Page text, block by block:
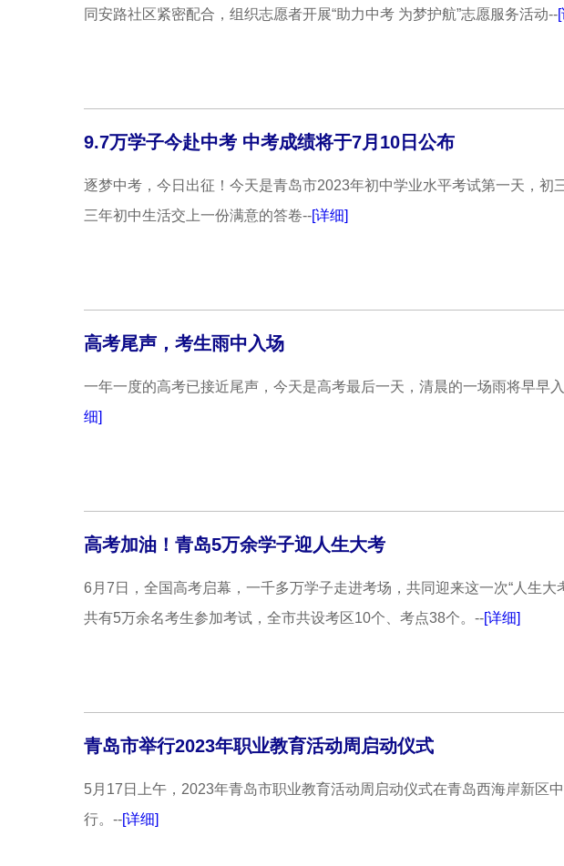
同安路社区紧密配合，组织志愿者开展“助力中考 为梦护航”志愿服务活动--
9.7万学子今赴中考 中考成绩将于7月10日公布
逐梦中考，今日出征！今天是青岛市2023年初中学业水平考试第一天，初
三年初中生活交上一份满意的答卷--[详细]
高考尾声，考生雨中入场
一年一度的高考已接近尾声，今天是高考最后一天，清晨的一场雨将早早
细]
高考加油！青岛5万余学子迎人生大考
6月7日，全国高考启幕，一千多万学子走进考场，共同迎来这一次“人生大
共有5万余名考生参加考试，全市共设考区10个、考点38个。--[详细]
青岛市举行2023年职业教育活动周启动仪式
5月17日上午，2023年青岛市职业教育活动周启动仪式在青岛西海岸新区
行。--[详细]